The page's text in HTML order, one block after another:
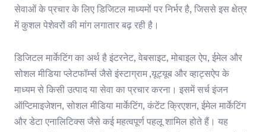
सेवाओं के प्रचार के लिए डिजिटल माध्यमों पर निर्भर है, जिससे इस क्षेत्र
में कुशल पेशेवरों की मांग लगातार बढ़ रही है।
डिजिटल मार्केटिंग का अर्थ है इंटरनेट, वेबसाइट, मोबाइल ऐप, ईमेल और
सोशल मीडिया प्लेटफॉर्म्स जैसे इंस्टाग्राम ,यूट्यूब और व्हाट्सऐप के
माध्यम से किसी उत्पाद या सेवा का प्रचार करना। इसमें सर्च इंजन
ऑप्टिमाइजेशन, सोशल मीडिया मार्केटिंग, कंटेंट क्रिएशन, ईमेल मार्केटिंग
और डेटा एनालिटिक्स जैसे कई महत्वपूर्ण पहलू शामिल होते हैं। यह